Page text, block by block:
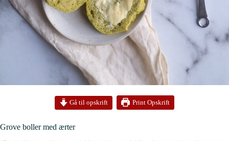
Gå til opskrift Print Opskrift
Grove boller med ærter